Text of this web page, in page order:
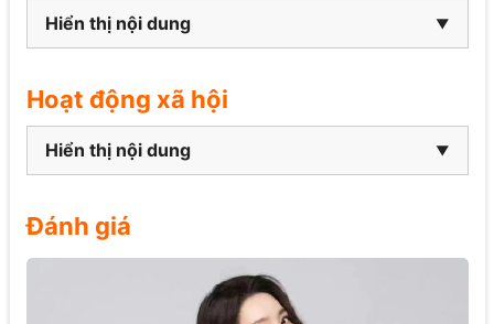
Hiển thị nội dung
Hoạt động xã hội
Hiển thị nội dung
Đánh giá